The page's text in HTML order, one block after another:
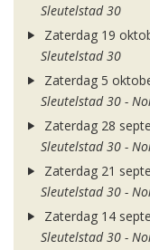
Sleutelstad 30
Zaterdag 19
Sleutelstad 30
Zaterdag 5
Sleutelstad 30 -
Zaterdag 28
Sleutelstad 30 -
Zaterdag 21
Sleutelstad 30 -
Zaterdag 14
Sleutelstad 30 -